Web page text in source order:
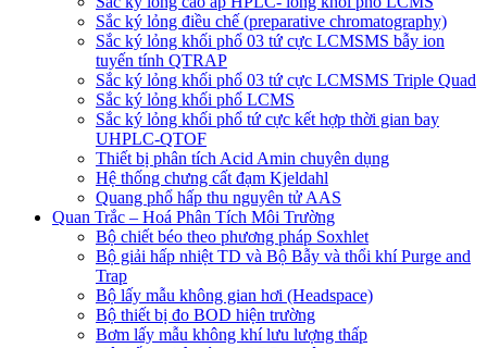
Sắc ký lỏng điều chế (preparative chromatography)
Sắc ký lỏng khối phổ 03 tứ cực LCMSMS bẫy ion
tuyến tính QTRAP
Sắc ký lỏng khối phổ 03 tứ cực LCMSMS Triple Quad
Sắc ký lỏng khối phổ LCMS
Sắc ký lỏng khối phổ tứ cực kết hợp thời gian bay
UHPLC-QTOF
Thiết bị phân tích Acid Amin chuyên dụng
Hệ thống chưng cất đạm Kjeldahl
Quang phổ hấp thu nguyên tử AAS
Quan Trắc – Hoá Phân Tích Môi Trường
Bộ chiết béo theo phương pháp Soxhlet
Bộ giải hấp nhiệt TD và Bộ Bẫy và thổi khí Purge and
Trap
Bộ lấy mẫu không gian hơi (Headspace)
Bộ thiết bị đo BOD hiện trường
Bơm lấy mẫu không khí lưu lượng thấp